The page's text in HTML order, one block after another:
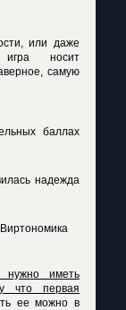
или даже
носит
самую
баллах
надежда
нужно иметь
что первая
ее можно в